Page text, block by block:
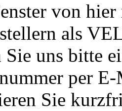
von
als
Sie uns bitte
per
Sie